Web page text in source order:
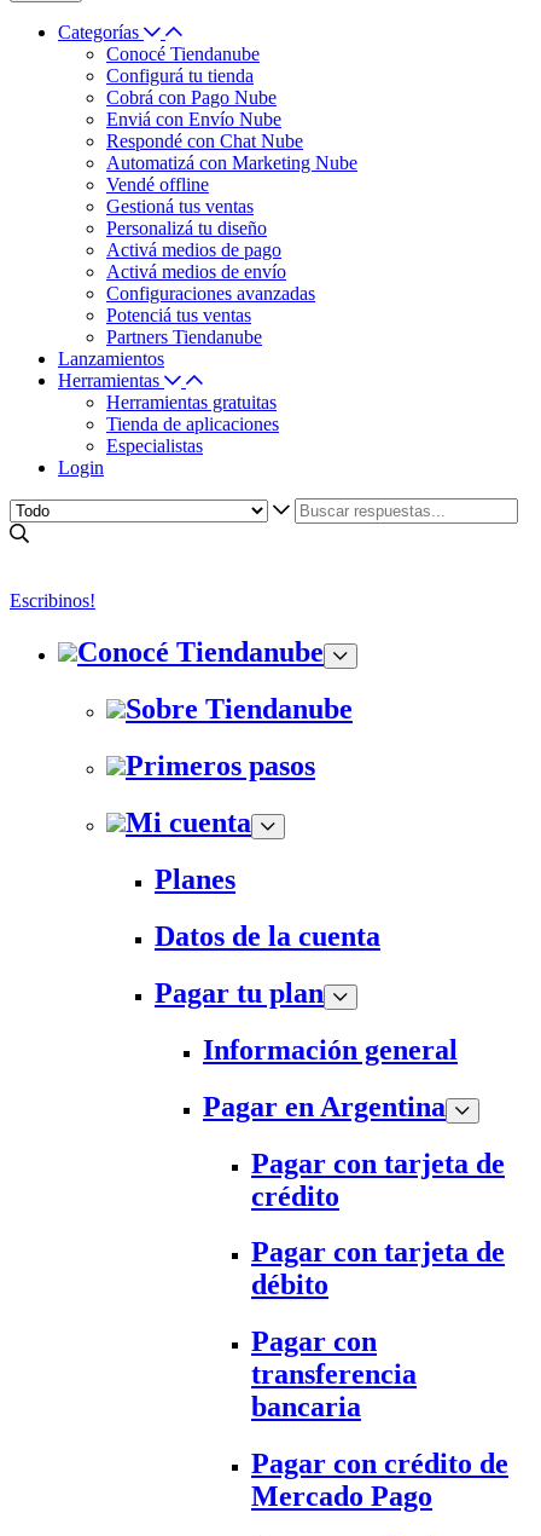
Categorías
Conocé Tiendanube
Configurá tu tienda
Cobrá con Pago Nube
Enviá con Envío Nube
Respondé con Chat Nube
Automatizá con Marketing Nube
Vendé offline
Gestioná tus ventas
Personalizá tu diseño
Activá medios de pago
Activá medios de envío
Configuraciones avanzadas
Potenciá tus ventas
Partners Tiendanube
Lanzamientos
Herramientas
Herramientas gratuitas
Tienda de aplicaciones
Especialistas
Login
Escribinos!
Conocé Tiendanube
Sobre Tiendanube
Primeros pasos
Mi cuenta
Planes
Datos de la cuenta
Pagar tu plan
Información general
Pagar en Argentina
Pagar con tarjeta de
crédito
Pagar con tarjeta de
débito
Pagar con
transferencia
bancaria
Pagar con crédito de
Mercado Pago